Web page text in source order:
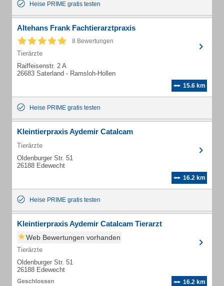
Heise PRIME gratis testen
Altehans Frank Fachtierarztpraxis
8 Bewertungen
Tierärzte
Raiffeisenstr. 2 A
26683 Saterland - Ramsloh-Hollen
15.6 km
Heise PRIME gratis testen
Kleintierpraxis Aydemir Catalcam
Tierärzte
Oldenburger Str. 51
26188 Edewecht
16.2 km
Heise PRIME gratis testen
Kleintierpraxis Aydemir Catalcam Tierarzt
Web Bewertungen vorhanden
Tierärzte
Oldenburger Str. 51
26188 Edewecht
16.2 km